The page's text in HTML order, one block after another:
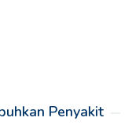
Penyakit